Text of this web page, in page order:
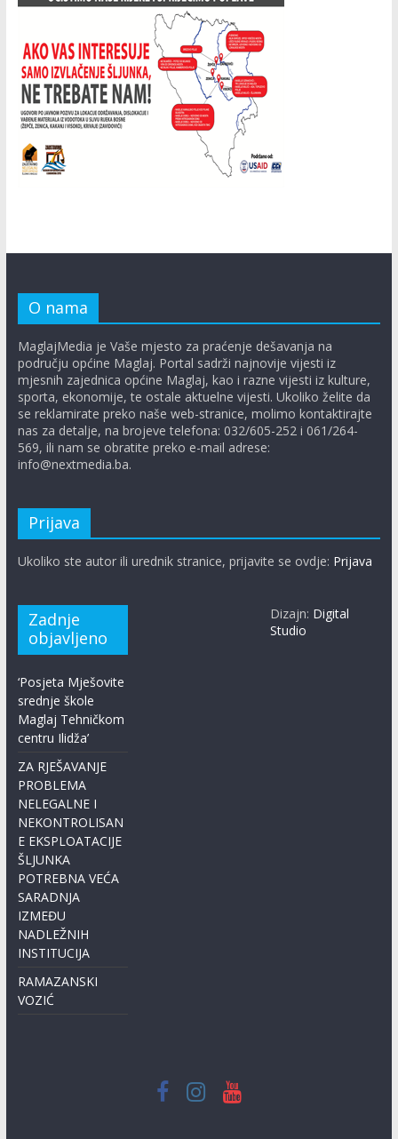
O nama
MaglajMedia je Vaše mjesto za praćenje dešavanja na
području općine Maglaj. Portal sadrži najnovije vijesti iz
mjesnih zajednica općine Maglaj, kao i razne vijesti iz kulture,
sporta, ekonomije, te ostale aktuelne vijesti. Ukoliko želite da
se reklamirate preko naše web-stranice, molimo kontaktirajte
nas za detalje, na brojeve telefona: 032/605-252 i 061/264-
569, ili nam se obratite preko e-mail adrese:
info@nextmedia.ba.
Prijava
Ukoliko ste autor ili urednik stranice, prijavite se ovdje: Prijava
Zadnje
objavljeno
‘Posjeta Mješovite
srednje škole
Maglaj Tehničkom
centru Ilidža’
ZA RJEŠAVANJE
PROBLEMA
NELEGALNE I
NEKONTROLISAN
E EKSPLOATACIJE
ŠLJUNKA
POTREBNA VEĆA
SARADNJA
IZMEĐU
NADLEŽNIH
INSTITUCIJA
RAMAZANSKI
VOZIĆ
Dizajn: Digital
Studio